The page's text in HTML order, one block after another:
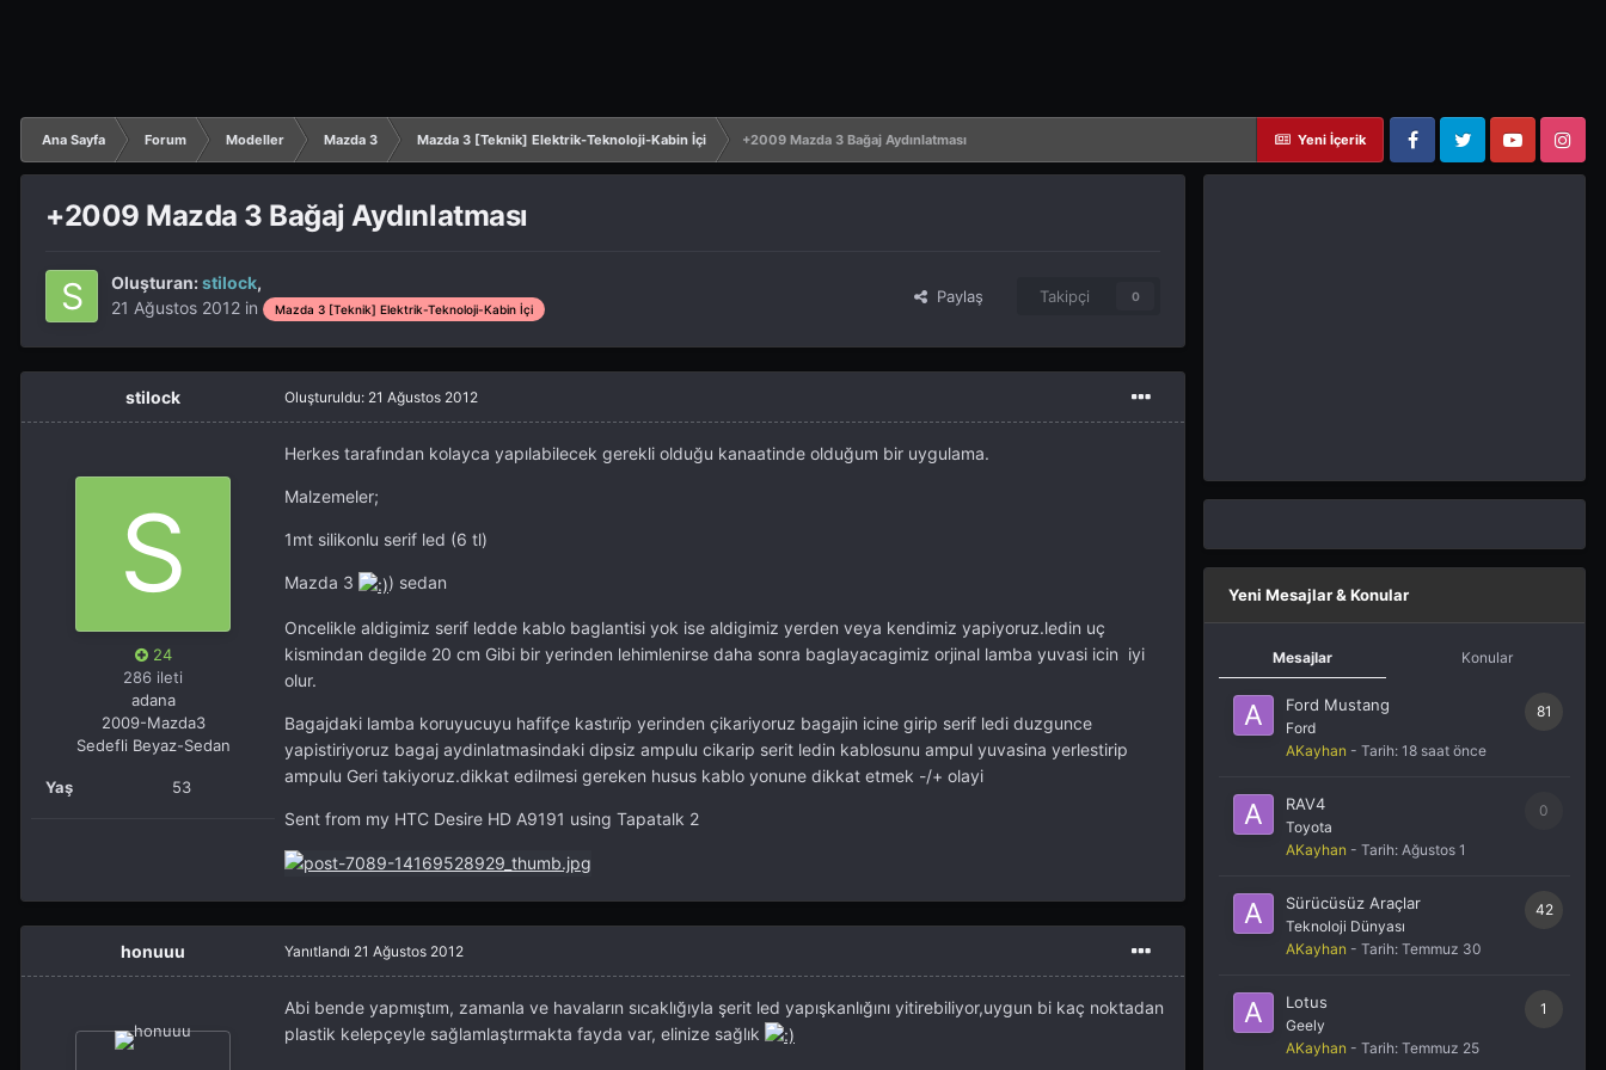
Yeni İçerik
Ana Sayfa Forum Modeller Mazda 3 Mazda 3 [Teknik] Elektrik-Teknoloji-Kabin İçi
+2009 Mazda 3 Bağaj Aydınlatması
FacebookTwitter YouTube Instagram
+2009 Mazda 3 Bağaj Aydınlatması
Oluşturan:stilock,
21 Ağustos 2012 in Mazda 3 [Teknik] Elektrik-Teknoloji-Kabin İçi
Paylaş Takipçi 0
stilock
24
286 ileti
adana
2009-Mazda3
Sedefli Beyaz-Sedan
Yaş 53
Oluşturuldu: 21 Ağustos 2012
Herkes tarafından kolayca yapılabilecek gerekli olduğu kanaatinde olduğum bir uygulama.
Malzemeler;
1mt silikonlu serif led (6 tl)
Mazda 3 ) sedan
Oncelikle aldigimiz serif ledde kablo baglantisi yok ise aldigimiz yerden veya kendimiz yapiyoruz.ledin uç
kismindan degilde 20 cm Gibi bir yerinden lehimlenirse daha sonra baglayacagimiz orjinal lamba yuvasi icin iyi
olur.
Bagajdaki lamba koruyucuyu hafifçe kastırïp yerinden çikariyoruz bagajin icine girip serif ledi duzgunce
yapistiriyoruz bagaj aydinlatmasindaki dipsiz ampulu cikarip serit ledin kablosunu ampul yuvasina yerlestirip
ampulu Geri takiyoruz.dikkat edilmesi gereken husus kablo yonune dikkat etmek -/+ olayi
Sent from my HTC Desire HD A9191 using Tapatalk 2
honuuu Yanıtlandı 21 Ağustos 2012
Abi bende yapmıştım, zamanla ve havaların sıcaklığıyla şerit led yapışkanlığını yitirebiliyor,uygun bi kaç noktadan
plastik kelepçeyle sağlamlaştırmakta fayda var, elinize sağlık
Yeni Mesajlar & Konular
Mesajlar Konular
81
Ford Mustang
Ford
AKayhan - Tarih: 18 saat önce
0
RAV4
Toyota
AKayhan - Tarih: Ağustos 1
42
Sürücüsüz Araçlar
Teknoloji Dünyası
AKayhan - Tarih: Temmuz 30
1
Lotus
Geely
AKayhan - Tarih: Temmuz 25